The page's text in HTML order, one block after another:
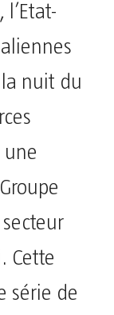
nuit du
Cette
série de